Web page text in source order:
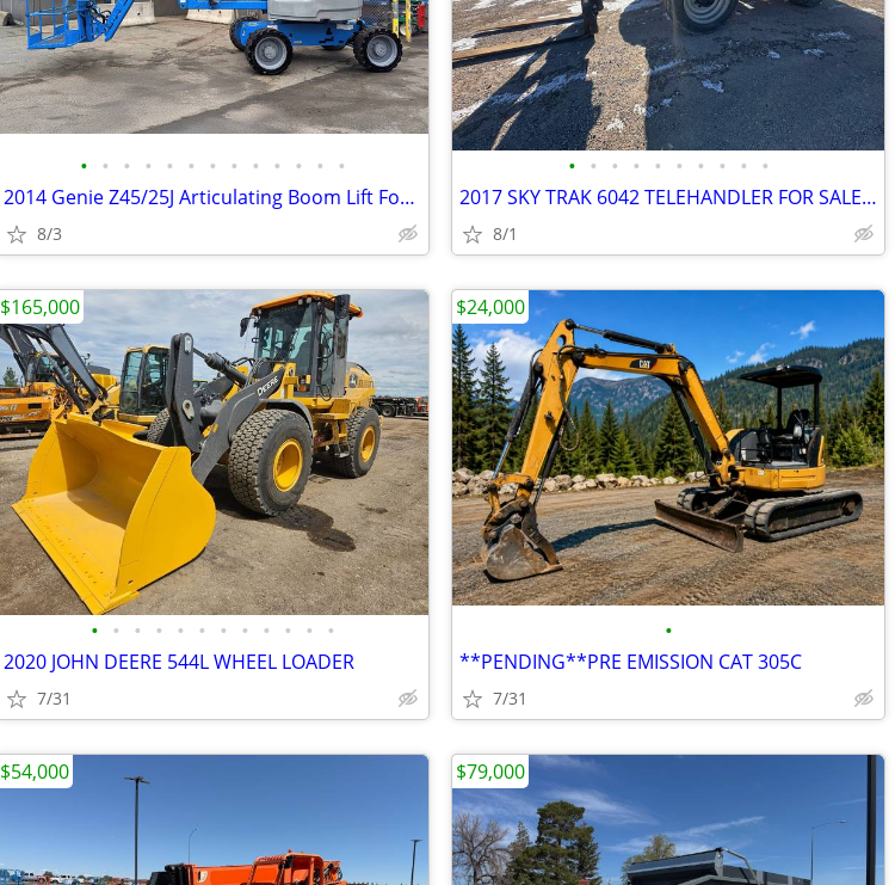
• • • • • • • • • • • • •
2014 Genie Z45/25J Articulating Boom Lift For Sale - Finance $589 Mo*
8/3
• • • • • • • • • •
2017 SKY TRAK 6042 TELEHANDLER FOR SALE OR RENT
8/1
• • • • • • • • • • • •
2020 JOHN DEERE 544L WHEEL LOADER
7/31
$165,000
•
**PENDING**PRE EMISSION CAT 305C
7/31
$24,000
$54,000 $79,000